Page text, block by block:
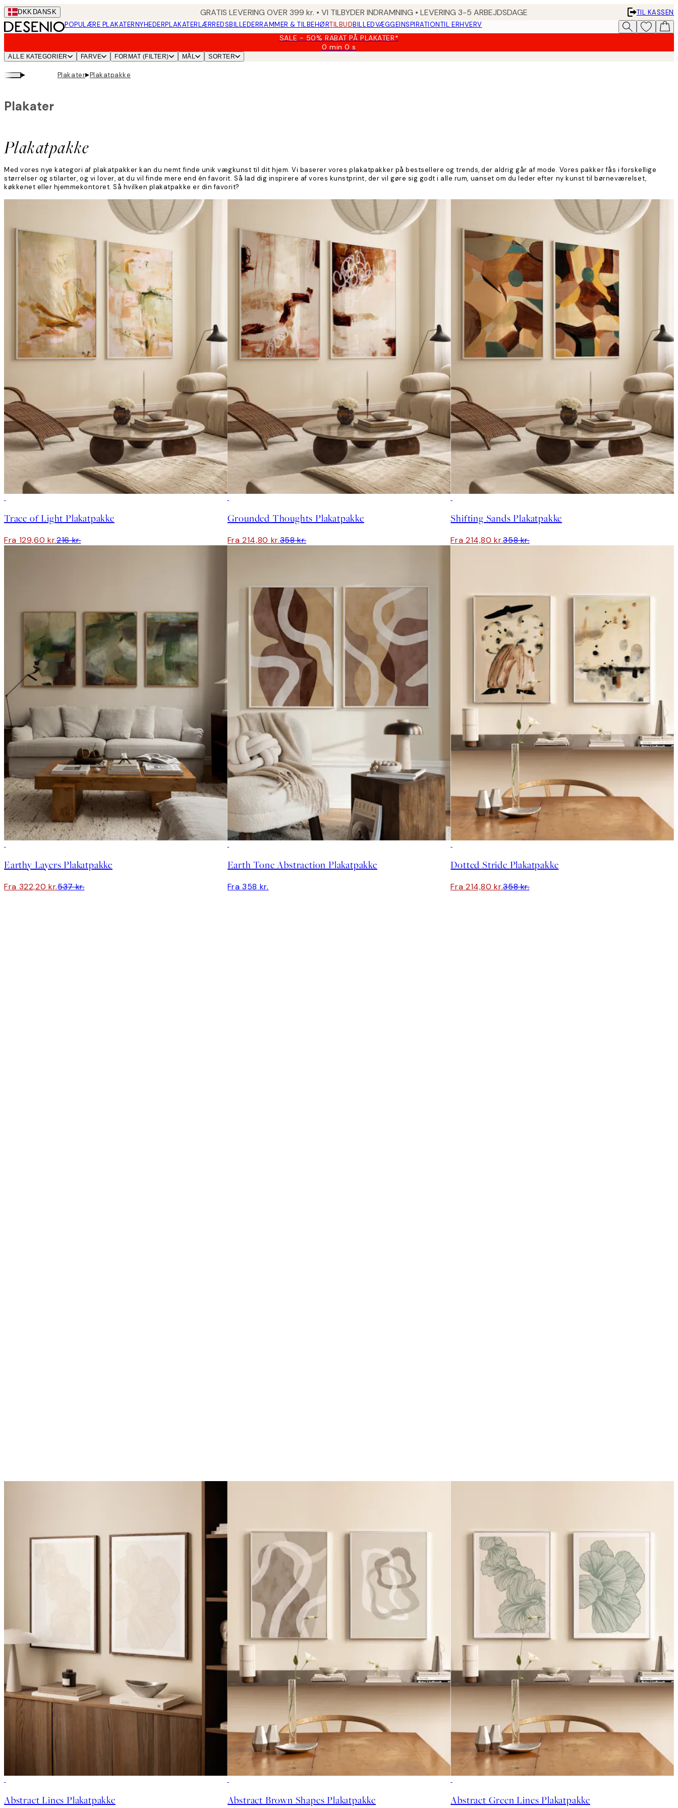
Skip
to
main
DKK DANSK GRATIS LEVERING OVER 399 kr. • VI TILBYDER INDRAMNING • LEVERING 3-5 ARBEJDSDAGE
TIL KASSEN
POPULÆRE PLAKATERNYHEDERPLAKATERLÆRREDSBILLEDERRAMMER & TILBEHØRTILBUDBILLEDVÆGGEINSPIRATIONTIL ERHVERV
SALE - 50% RABAT PÅ PLAKATER*
0 min0 s
Gyldig
ALLE KATEGORIER FARVE FORMAT (FILTER) MÅL SORTER
▸ Plakater▸Plakatpakke
Plakatpakke
Plakater
Med vores nye kategori af plakatpakker kan du nemt finde unik vægkunst til dit hjem. Vi baserer vores plakatpakker på bestsellere og trends, der aldrig går af mode. Vores pakker fås i forskellige
størrelser og stilarter, og vi lover, at du vil finde mere end én favorit. Så lad dig inspirere af vores kunstprint, der vil gøre sig godt i alle rum, uanset om du leder efter ny kunst til børneværelset,
køkkenet eller hjemmekontoret. Så hvilken plakatpakke er din favorit?
Trace of Light Plakatpakke
Fra 129,60 kr.216 kr.
Grounded Thoughts Plakatpakke
Fra 214,80 kr.358 kr.
Shifting Sands Plakatpakke
Fra 214,80 kr.358 kr.
Earthy Layers Plakatpakke
Fra 322,20 kr.537 kr.
Earth Tone Abstraction Plakatpakke
Fra 358 kr.
Dotted Stride Plakatpakke
Fra 214,80 kr.358 kr.
Abstract Lines Plakatpakke Abstract Brown Shapes Plakatpakke Abstract Green Lines Plakatpakke